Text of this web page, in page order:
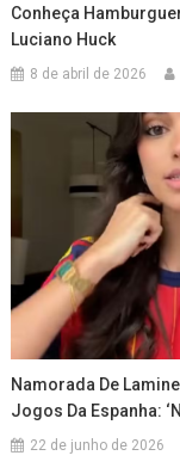
Conheça
Luciano Huck
8 de abril de 2026
Namorada De
Jogos Da Espanha:
22 de junho de 2026